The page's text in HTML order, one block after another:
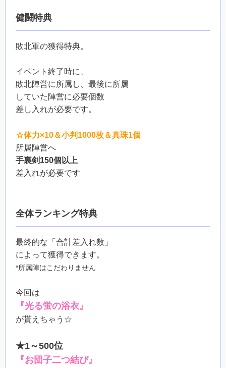
健闘特典
敗北軍の獲得特典。
イベント終了時に、
敗北陣営に所属し、最後に所属
していた陣営に必要個数
差し入れが必要です。
☆体力×10＆小判1000枚＆真珠1個
所属陣営へ
手裏剣150個以上
差入れが必要です
全体ランキング特典
最終的な「合計差入れ数」
によって獲得できます。
*所属陣はこだわりません
今回は
『光る蛍の浴衣』
が貰えちゃう☆
★1～500位
『お団子二つ結び』